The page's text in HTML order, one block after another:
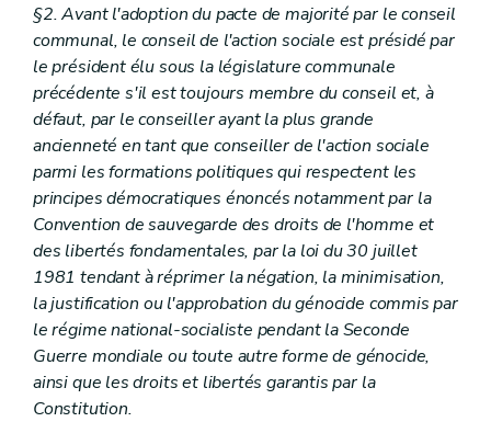
§2. Avant l'adoption du pacte de majorité par le conseil
communal, le conseil de l'action sociale est présidé par
le président élu sous la législature communale
précédente s'il est toujours membre du conseil et, à
défaut, par le conseiller ayant la plus grande
ancienneté en tant que conseiller de l'action sociale
parmi les formations politiques qui respectent les
principes démocratiques énoncés notamment par la
Convention de sauvegarde des droits de l'homme et
des libertés fondamentales, par la loi du 30 juillet
1981 tendant à réprimer la négation, la minimisation,
la justification ou l'approbation du génocide commis par
le régime national-socialiste pendant la Seconde
Guerre mondiale ou toute autre forme de génocide,
ainsi que les droits et libertés garantis par la
Constitution.